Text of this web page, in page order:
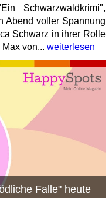
Schwarzwaldkrimi",
Abend voller Spannung
Schwarz in ihrer Rolle
von... weiterlesen
Falle" heute